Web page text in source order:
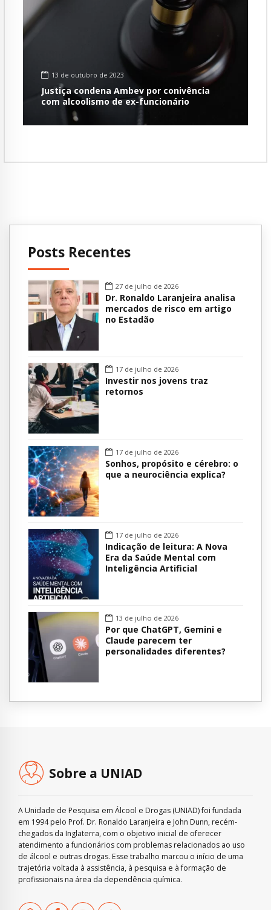
13 de outubro de 2023
Justiça condena Ambev por conivência
com alcoolismo de ex-funcionário
Posts Recentes
27 de julho de 2026
Dr. Ronaldo Laranjeira analisa
mercados de risco em artigo
no Estadão
17 de julho de 2026
Investir nos jovens traz
retornos
17 de julho de 2026
Sonhos, propósito e cérebro: o
que a neurociência explica?
17 de julho de 2026
Indicação de leitura: A Nova
Era da Saúde Mental com
Inteligência Artificial
13 de julho de 2026
Por que ChatGPT, Gemini e
Claude parecem ter
personalidades diferentes?
Sobre a UNIAD
A Unidade de Pesquisa em Álcool e Drogas (UNIAD) foi fundada
em 1994 pelo Prof. Dr. Ronaldo Laranjeira e John Dunn, recém-
chegados da Inglaterra, com o objetivo inicial de oferecer
atendimento a funcionários com problemas relacionados ao uso
de álcool e outras drogas. Esse trabalho marcou o início de uma
trajetória voltada à assistência, à pesquisa e à formação de
profissionais na área da dependência química.